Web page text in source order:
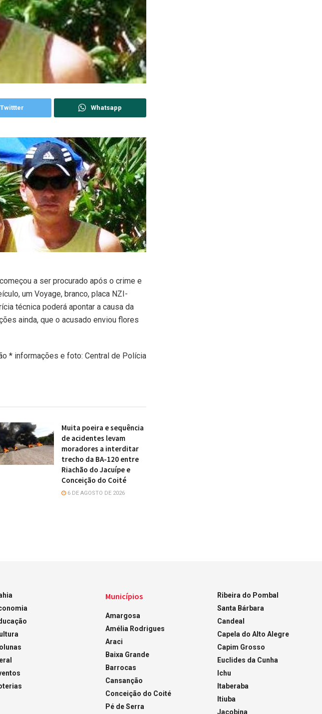
Twittter Whatsapp
a ser procurado após o crime e
um Voyage, branco, placa NZI-
técnica poderá apontar a causa da
ainda, que o acusado enviou flores
* informações e foto: Central de Polícia
Muita poeira e sequência
de acidentes levam
moradores a interditar
trecho da BA-120 entre
Riachão do Jacuípe e
Conceição do Coité
6 DE AGOSTO DE 2026
Municípios
Amargosa
Amélia Rodrigues
Araci
Baixa Grande
Barrocas
Cansanção
Conceição do Coité
Pé de Serra
Ribeira do Pombal
Santa Bárbara
Candeal
Capela do Alto Alegre
Capim Grosso
Euclides da Cunha
Ichu
Itaberaba
Itiuba
Jacobina